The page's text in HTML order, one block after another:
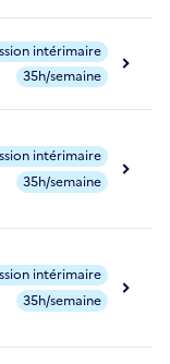
intérimaire
35h/semaine
intérimaire
35h/semaine
intérimaire
35h/semaine